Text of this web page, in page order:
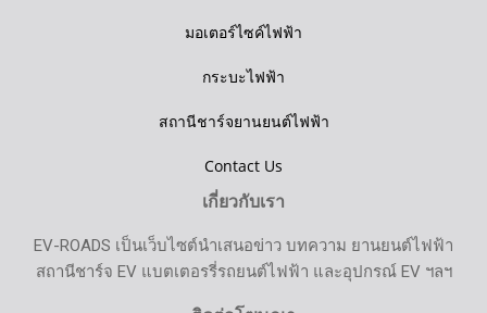
มอเตอร์ไซค์ไฟฟ้า
กระบะไฟฟ้า
สถานีชาร์จยานยนต์ไฟฟ้า
Contact Us
เกี่ยวกับเรา
EV-ROADS เป็นเว็บไซต์นำเสนอข่าว บทความ ยานยนต์ไฟฟ้า
สถานีชาร์จ EV แบตเตอรรี่รถยนต์ไฟฟ้า และอุปกรณ์ EV ฯลฯ